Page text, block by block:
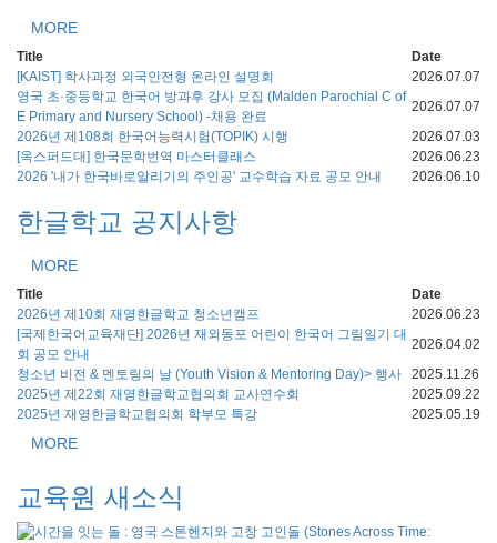
MORE
Title
Date
[KAIST] 학사과정 외국인전형 온라인 설명회
2026.07.07
영국 초·중등학교 한국어 방과후 강사 모집 (Malden Parochial C of
E Primary and Nursery School) -채용 완료
2026.07.07
2026년 제108회 한국어능력시험(TOPIK) 시행
2026.07.03
[옥스퍼드대] 한국문학번역 마스터클래스
2026.06.23
2026 '내가 한국바로알리기의 주인공' 교수학습 자료 공모 안내
2026.06.10
한글학교 공지사항
MORE
Title
Date
2026년 제10회 재영한글학교 청소년캠프
2026.06.23
[국제한국어교육재단] 2026년 재외동포 어린이 한국어 그림일기 대
회 공모 안내
2026.04.02
청소년 비전 & 멘토링의 날 (Youth Vision & Mentoring Day)> 행사
2025.11.26
2025년 제22회 재영한글학교협의회 교사연수회
2025.09.22
2025년 재영한글학교협의회 학부모 특강
2025.05.19
MORE
교육원 새소식